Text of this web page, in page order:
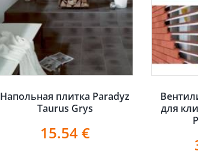
Напольная плитка Paradyz
Taurus Grys
15.54€
для